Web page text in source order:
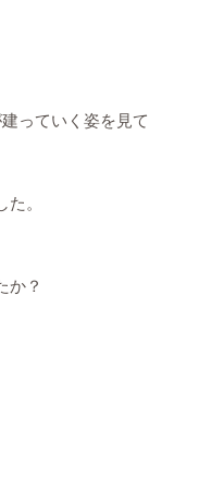
っていく姿を見て
。
か？